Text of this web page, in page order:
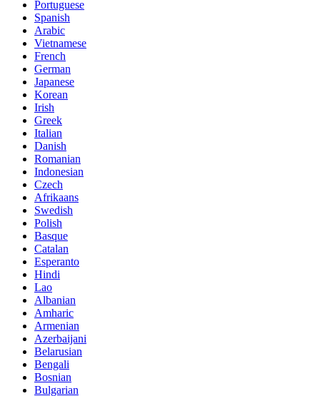
Portuguese
Spanish
Arabic
Vietnamese
French
German
Japanese
Korean
Irish
Greek
Italian
Danish
Romanian
Indonesian
Czech
Afrikaans
Swedish
Polish
Basque
Catalan
Esperanto
Hindi
Lao
Albanian
Amharic
Armenian
Azerbaijani
Belarusian
Bengali
Bosnian
Bulgarian